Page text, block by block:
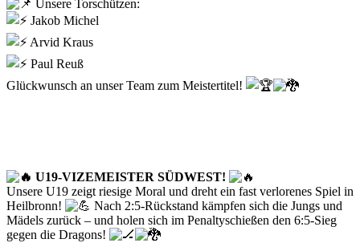
Unsere Torschützen:
Jakob Michel
Arvid Kraus
Paul Reuß
Glückwunsch an unser Team zum Meistertitel!
U19-VIZEMEISTER SÜDWEST!
Unsere U19 zeigt riesige Moral und dreht ein fast verlorenes Spiel in
Heilbronn!
Nach 2:5-Rückstand kämpfen sich die Jungs und
Mädels zurück – und holen sich im Penaltyschießen den 6:5-Sieg
gegen die Dragons!